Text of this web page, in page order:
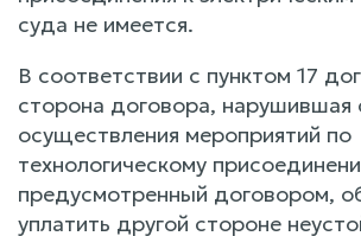
суда не имеется.
В соответствии с пунктом 17
сторона договора, нарушившая
осуществления мероприятий по
технологическому
предусмотренный договором,
уплатить другой стороне